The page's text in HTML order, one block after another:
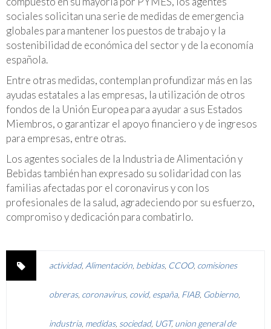
sociales solicitan una serie de medidas de emergencia
globales para mantener los puestos de trabajo y la
sostenibilidad de económica del sector y de la economía
española.
Entre otras medidas, contemplan profundizar más en las
ayudas estatales a las empresas, la utilización de otros
fondos de la Unión Europea para ayudar a sus Estados
Miembros, o garantizar el apoyo financiero y de ingresos
para empresas, entre otras.
Los agentes sociales de la Industria de Alimentación y
Bebidas también han expresado su solidaridad con las
familias afectadas por el coronavirus y con los
profesionales de la salud, agradeciendo por su esfuerzo,
compromiso y dedicación para combatirlo.
actividad, Alimentación bebidas, CCOO, comisiones
obreras, coronavirus, covid, españa FIAB, Gobierno
industria medidas, sociedad, UGT,union general de